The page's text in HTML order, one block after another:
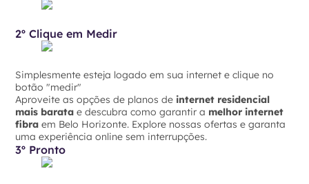
2º Clique em Medir
Simplesmente esteja logado em sua internet e clique no
botão "medir"
Aproveite as opções de planos de internet residencial
mais barata e descubra como garantir a melhor internet
fibra em Belo Horizonte. Explore nossas ofertas e garanta
uma experiência online sem interrupções.
3º Pronto